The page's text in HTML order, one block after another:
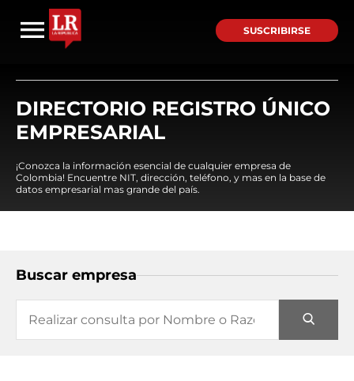
SUSCRIBIRSE
DIRECTORIO REGISTRO ÚNICO
EMPRESARIAL
¡Conozca la información esencial de cualquier empresa de
Colombia! Encuentre NIT, dirección, teléfono, y mas en la base de
datos empresarial mas grande del país.
Buscar empresa